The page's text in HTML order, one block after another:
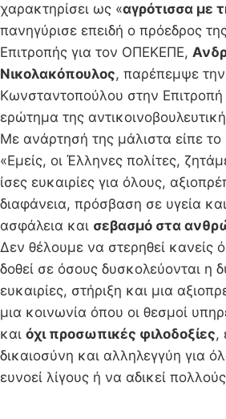
χαρακτηρίσει ως «αγρότισσα με
πανηγύρισε επειδή ο πρόεδρος
Επιτροπής για τον ΟΠΕΚΕΠΕ,
Νικολακόπουλος, παρέπεμψε
Κωνσταντοπούλου στην Επιτροπή
ερώτημα της
Με ανάρτησή της μάλιστα είπε το
«Εμείς, οι Έλληνες πολίτες,
ίσες ευκαιρίες για όλους,
διαφάνεια, πρόσβαση σε υγεία
ασφάλεια και σεβασμό στα
Δεν θέλουμε να στερηθεί κανείς
δοθεί σε όσους δυσκολεύονται η
ευκαιρίες, στήριξη και μια
μια κοινωνία όπου οι θεσμοί
και όχι προσωπικές φιλοδοξίες,
δικαιοσύνη και αλληλεγγύη για
ευνοεί λίγους ή να αδικεί